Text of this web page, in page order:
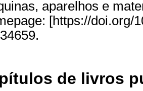
aparelhos e
[https://doi.org/
de livros